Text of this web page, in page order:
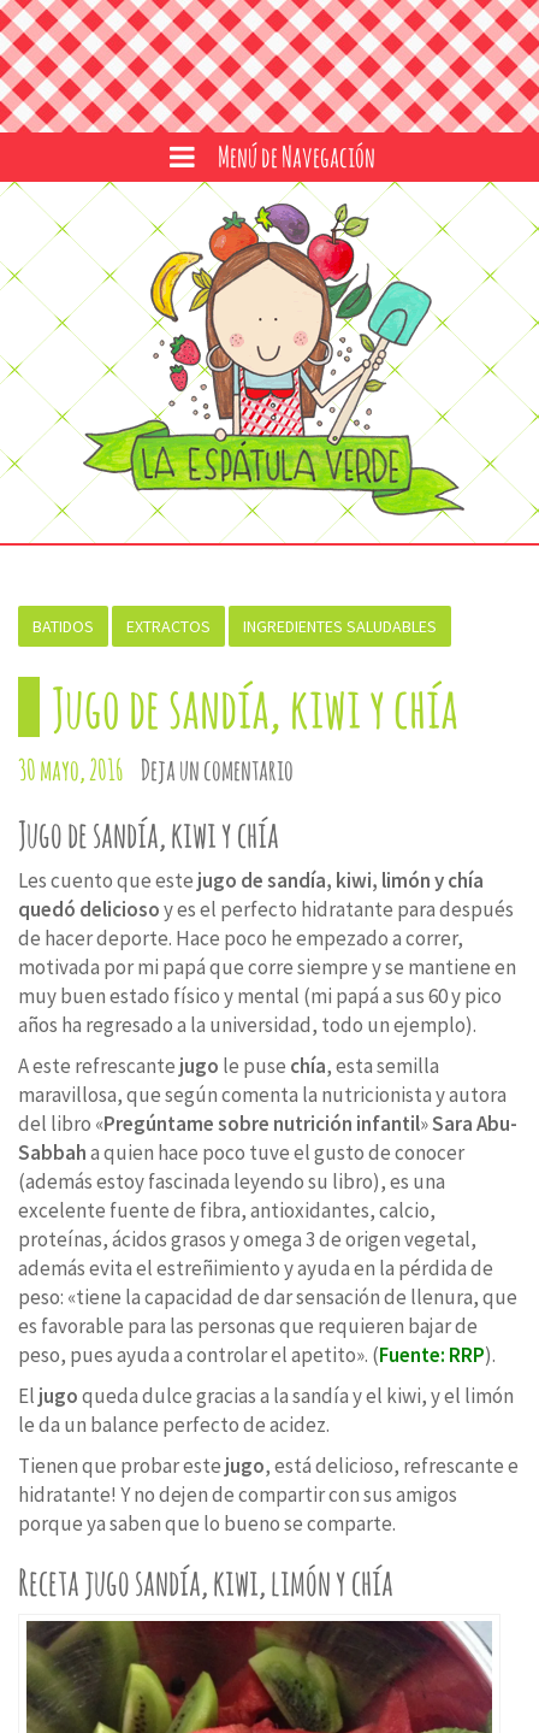
Menú de Navegación
BATIDOS EXTRACTOS INGREDIENTES SALUDABLES
Jugo de sandía, kiwi y chía
30 mayo, 2016 Deja un comentario
Jugo de sandía, kiwi y chía
Les cuento que este jugo de sandía, kiwi, limón y chía
quedó deliciosoy es el perfecto hidratante para después
de hacer deporte. Hace poco he empezado a correr,
motivada por mi papá que corre siempre y se mantiene en
muy buen estado físico y mental (mi papá a sus 60 y pico
años ha regresado a la universidad, todo un ejemplo).
A este refrescante jugo le puse chía, esta semilla
maravillosa, que según comenta la nutricionista y autora
del libro «Pregúntame sobre nutrición infantil»Sara Abu-
Sabbaha quien hace poco tuve el gusto de conocer
(además estoy fascinada leyendo su libro), es una
excelente fuente de fibra, antioxidantes, calcio,
proteínas, ácidos grasos y omega 3 de origen vegetal,
además evita el estreñimiento y ayuda en la pérdida de
peso: «tiene la capacidad de dar sensación de llenura, que
es favorable para las personas que requieren bajar de
peso, pues ayuda a controlar el apetito». (Fuente: RRP).
El jugoqueda dulce gracias a la sandía y el kiwi, y el limón
le da un balance perfecto de acidez.
Tienen que probar este jugo, está delicioso, refrescante e
hidratante! Y no dejen de compartir con sus amigos
porque ya saben que lo bueno se comparte.
Receta jugo sandía, kiwi, limón y chía